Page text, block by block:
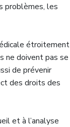
problèmes, les
étroitement
ne doivent pas se
de prévenir
des droits des
et à l’analyse